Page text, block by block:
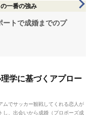
一番の強み
ートで成婚までのプ
学に基づくアプロー
でサッカー観戦してくれる恋人が
、出会いから成婚（プロポーズ成